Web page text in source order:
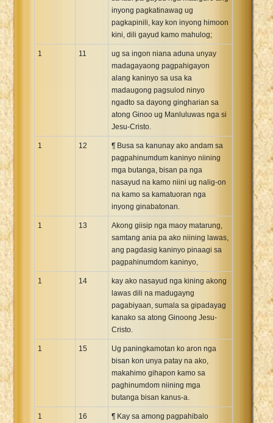
inyong pagkatinawag ug
pagkapinili, kay kon inyong himoon
kini, dili gayud kamo mahulog;
1 11
ug sa ingon niana aduna unyay
madagayaong pagpahigayon
alang kaninyo sa usa ka
madaugong pagsulod ninyo
ngadto sa dayong gingharian sa
atong Ginoo ug Manluluwas nga si
Jesu-Cristo.
1 12
¶ Busa sa kanunay ako andam sa
pagpahinumdum kaninyo niining
mga butanga, bisan pa nga
nasayud na kamo niini ug nalig-on
na kamo sa kamatuoran nga
inyong ginabatonan.
1 13
Akong giisip nga maoy matarung,
samtang ania pa ako niining lawas,
ang pagdasig kaninyo pinaagi sa
pagpahinumdom kaninyo,
1 14
kay ako nasayud nga kining akong
lawas dili na madugayng
pagabiyaan, sumala sa gipadayag
kanako sa atong Ginoong Jesu-
Cristo.
1 15
Ug paningkamotan ko aron nga
bisan kon unya patay na ako,
makahimo gihapon kamo sa
paghinumdom niining mga
butanga bisan kanus-a.
1 16
¶ Kay sa among pagpahibalo